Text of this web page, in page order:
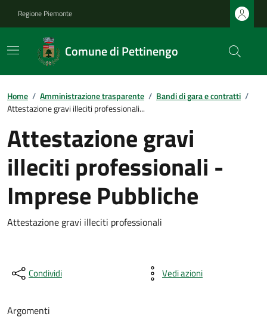
Regione Piemonte
Comune di Pettinengo
Home / Amministrazione trasparente / Bandi di gara e contratti /
Attestazione gravi illeciti professionali...
Attestazione gravi
illeciti professionali -
Imprese Pubbliche
Attestazione gravi illeciti professionali
Condividi Vedi azioni
Argomenti